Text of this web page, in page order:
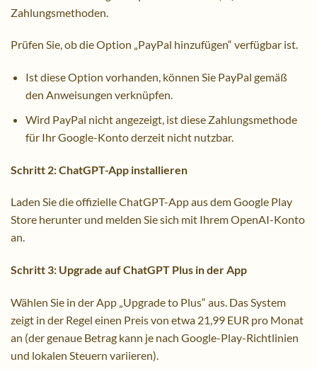
Zahlungsmethoden.
Prüfen Sie, ob die Option „PayPal hinzufügen“ verfügbar ist.
Ist diese Option vorhanden, können Sie PayPal gemäß
den Anweisungen verknüpfen.
Wird PayPal nicht angezeigt, ist diese Zahlungsmethode
für Ihr Google-Konto derzeit nicht nutzbar.
Schritt 2: ChatGPT-App installieren
Laden Sie die offizielle ChatGPT-App aus dem Google Play
Store herunter und melden Sie sich mit Ihrem OpenAI-Konto
an.
Schritt 3: Upgrade auf ChatGPT Plus in der App
Wählen Sie in der App „Upgrade to Plus“ aus. Das System
zeigt in der Regel einen Preis von etwa 21,99 EUR pro Monat
an (der genaue Betrag kann je nach Google-Play-Richtlinien
und lokalen Steuern variieren).